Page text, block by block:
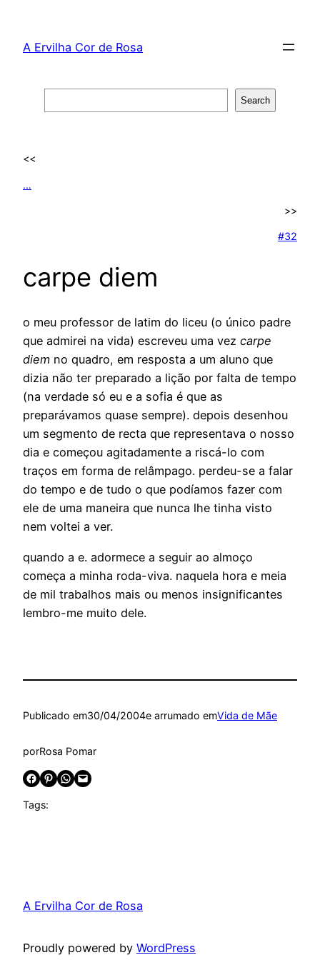
content
A Ervilha Cor de Rosa
Search
<<
…
>>
#32
carpe diem
o meu professor de latim do liceu (o único padre
que admirei na vida) escreveu uma vez carpe
diem no quadro, em resposta a um aluno que
dizia não ter preparado a lição por falta de tempo
(na verdade só eu e a sofia é que as
preparávamos quase sempre). depois desenhou
um segmento de recta que representava o nosso
dia e começou agitadamente a riscá-lo com
traços em forma de relâmpago. perdeu-se a falar
do tempo e de tudo o que podíamos fazer com
ele de uma maneira que nunca lhe tinha visto
nem voltei a ver.
quando a e. adormece a seguir ao almoço
começa a minha roda-viva. naquela hora e meia
de mil trabalhos mais ou menos insignificantes
lembro-me muito dele.
Publicado em30/04/2004e arrumado emVida de Mãe
porRosa Pomar
Share on Facebook Share on Pinterest Share on WhatsApp Email this Page
Tags:
A Ervilha Cor de Rosa
Proudly powered by WordPress